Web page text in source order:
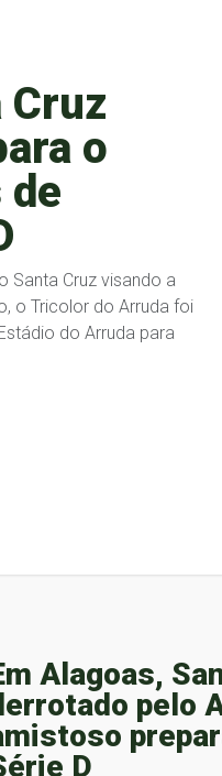
Cruz
o
de
Santa Cruz visando a
o Tricolor do Arruda foi
do Arruda para
Alagoas,
pelo
D